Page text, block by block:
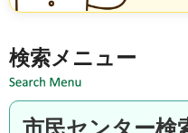
検索メニュー
市民センター検